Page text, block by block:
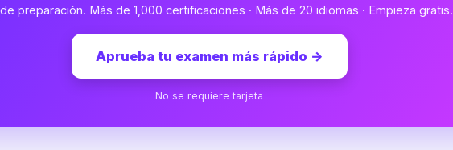
preparación. Más de 1,000 certificaciones · Más de 20 idiomas · Empieza gratis.
Aprueba tu examen más rápido →
No se requiere tarjeta